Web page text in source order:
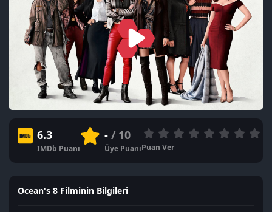
6.3
IMDb Puanı
-/ 10
Üye PuanıPuan Ver
Ocean's 8 Filminin Bilgileri